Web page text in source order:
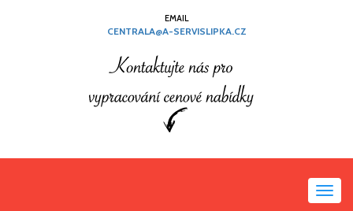
EMAIL
CENTRALA@A-SERVISLIPKA.CZ